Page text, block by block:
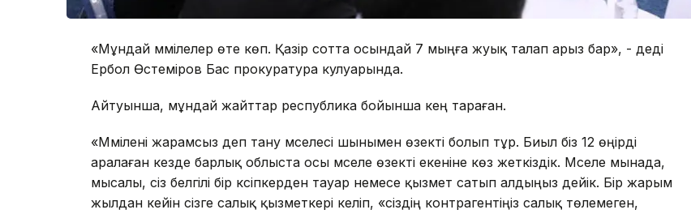
«Мұндай мәмілелер өте көп. Қазір сотта осындай 7 мыңға жуық талап арыз бар», - деді
Ербол Өстеміров Бас прокуратура кулуарында.
Айтуынша, мұндай жайттар республика бойынша кең тараған.
«Мәмілені жарамсыз деп тану мәселесі шынымен өзекті болып тұр. Биыл біз 12 өңірді
аралаған кезде барлық облыста осы мәселе өзекті екеніне көз жеткіздік. Мәселе мынада,
мысалы, сіз белгілі бір кәсіпкерден тауар немесе қызмет сатып алдыңыз дейік. Бір жарым
жылдан кейін сізге салық қызметкері келіп, «сіздің контрагентіңіз салық төлемеген,